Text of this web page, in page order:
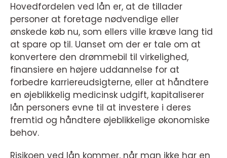
Hovedfordelen ved lån er, at de tillader
personer at foretage nødvendige eller
ønskede køb nu, som ellers ville kræve lang tid
at spare op til. Uanset om der er tale om at
konvertere den drømmebil til virkelighed,
finansiere en højere uddannelse for at
forbedre karriereudsigterne, eller at håndtere
en øjeblikkelig medicinsk udgift, kapitaliserer
lån personers evne til at investere i deres
fremtid og håndtere øjeblikkelige økonomiske
behov.
Risikoen ved lån kommer, når man ikke har en